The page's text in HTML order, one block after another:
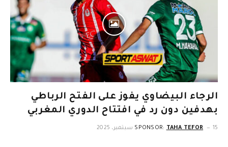
الرجاء البيضاوي يفوز على الفتح الرباطي
بهدفين دون رد في افتتاح الدوري المغربي
SPONSOR:TAHA TEFOR 15 سبتمبر، 2025